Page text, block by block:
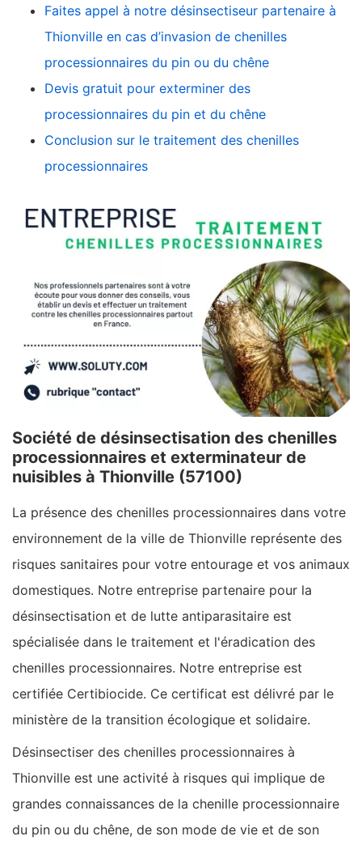
Faites appel à notre désinsectiseur partenaire à
Thionville en cas d’invasion de chenilles
processionnaires du pin ou du chêne
Devis gratuit pour exterminer des
processionnaires du pin et du chêne
Conclusion sur le traitement des chenilles
processionnaires
Société de désinsectisation des chenilles
processionnaires et exterminateur de
nuisibles à Thionville (57100)
La présence des chenilles processionnaires dans votre
environnement de la ville de Thionville représente des
risques sanitaires pour votre entourage et vos animaux
domestiques. Notre entreprise partenaire pour la
désinsectisation et de lutte antiparasitaire est
spécialisée dans le traitement et l'éradication des
chenilles processionnaires. Notre entreprise est
certifiée Certibiocide. Ce certificat est délivré par le
ministère de la transition écologique et solidaire.
Désinsectiser des chenilles processionnaires à
Thionville est une activité à risques qui implique de
grandes connaissances de la chenille processionnaire
du pin ou du chêne, de son mode de vie et de son